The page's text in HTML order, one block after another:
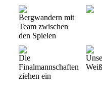
Bergwandern mit
Team zwischen
den Spielen
Die
Finalmannschaften
ziehen ein
Weiß